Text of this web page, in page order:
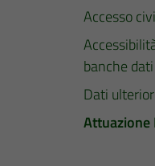
Accesso
banche dati
Dati
Attuazione